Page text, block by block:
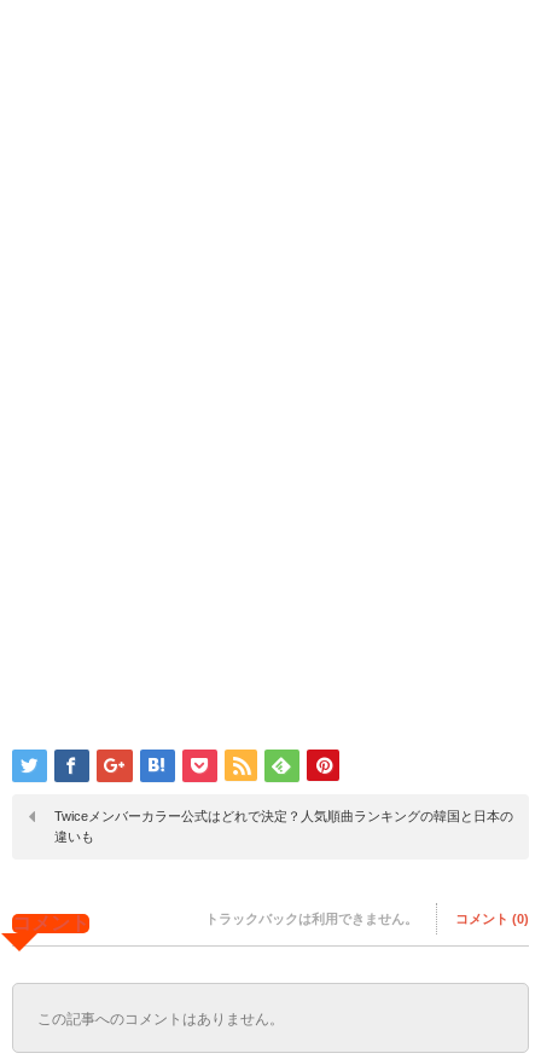
Twiceメンバーカラー公式はどれで決定？人気順曲ランキングの韓国と日本の
違いも
コメント トラックバックは利用できません。 コメント (0)
この記事へのコメントはありません。